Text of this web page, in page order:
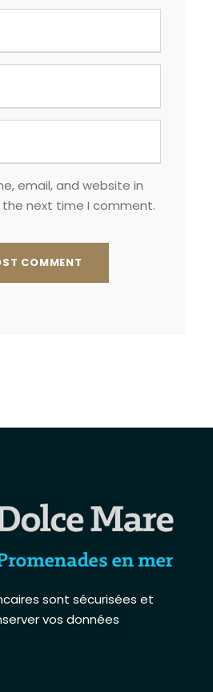
email, and website in
next time I comment.
sont sécurisées et
vos données